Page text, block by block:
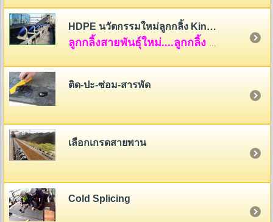
HDPE นวัตกรรมใหม่ลูกกลิ้ง King Roller (HDPE Rollers Innovation)
ลูกกลิ้งสายพันธุ์ใหม่....ลูกกลิ้ง HDPE
ติด-ปะ-ซ่อม-สารพัด
เลือกเกรดสายพาน
Cold Splicing